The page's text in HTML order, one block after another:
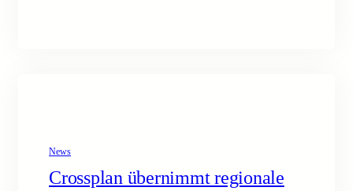
News
Crossplan übernimmt regionale